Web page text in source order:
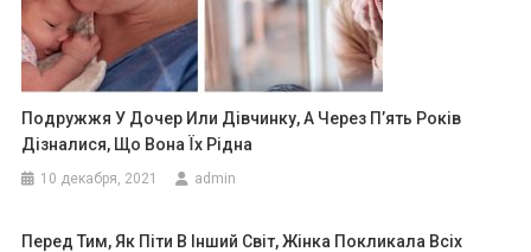
Подружжя У Дочер Или Дівчинку, А Через П’ять Років
Дізналися, Що Вона Їх Рідна
10 декабря, 2021 admin
Перед Тим, Як Піти В Інший Світ, Жінка Покликала Всіх